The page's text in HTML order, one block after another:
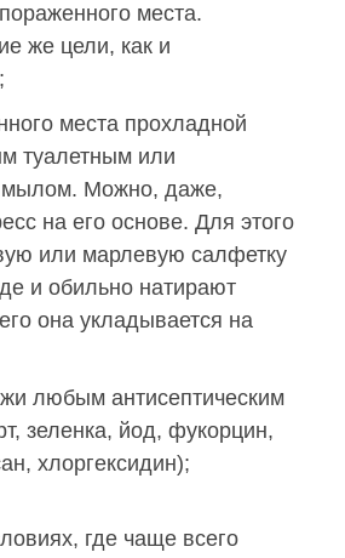
места.
же цели, как и
места прохладной
туалетным или
мылом. Можно, даже,
на его основе. Для этого
или марлевую салфетку
и обильно натирают
она укладывается на
любым антисептическим
зеленка, йод, фукорцин,
хлоргексидин);
где чаще всего